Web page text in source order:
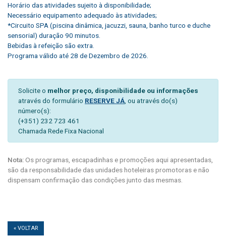
Horário das atividades sujeito à disponibilidade;
Necessário equipamento adequado às atividades;
*Circuito SPA (piscina dinâmica, jacuzzi, sauna, banho turco e duche
sensorial) duração 90 minutos.
Bebidas à refeição são extra.
Programa válido até 28 de Dezembro de 2026.
Solicite o melhor preço, disponibilidade ou informações
através do formulário RESERVE JÁ , ou através do(s)
número(s):
(+351) 232 723 461
Chamada Rede Fixa Nacional
Nota:Os programas, escapadinhas e promoções aqui apresentadas,
são da responsabilidade das unidades hoteleiras promotoras e não
dispensam confirmação das condições junto das mesmas.
« VOLTAR